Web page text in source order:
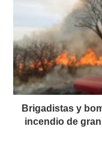
Brigadistas y
incendio de